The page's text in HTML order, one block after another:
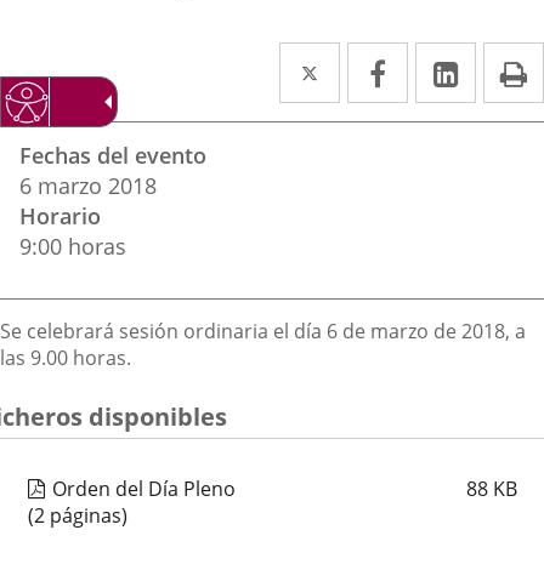
Twitter
Enlace
a
Facebook
Enlace
a
Enlace
a
Datos
del
evento
Fechas del evento
6 marzo 2018
Horario
9:00 horas
Descripción
Se celebrará sesión ordinaria el día 6 de marzo de 2018, a
las 9.00 horas.
disponibles
Orden del Día Pleno 88 KB
(2 páginas)